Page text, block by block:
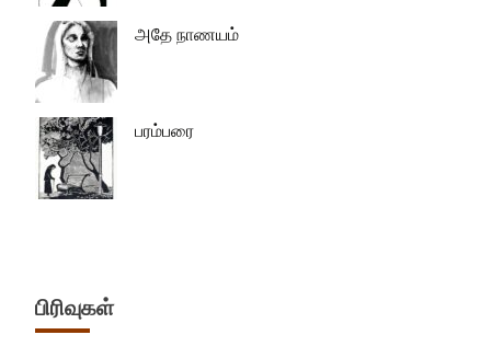
அதே நாணயம்
பரம்பரை
பிரிவுகள்